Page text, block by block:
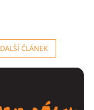
DALŠÍ ČLÁNEK